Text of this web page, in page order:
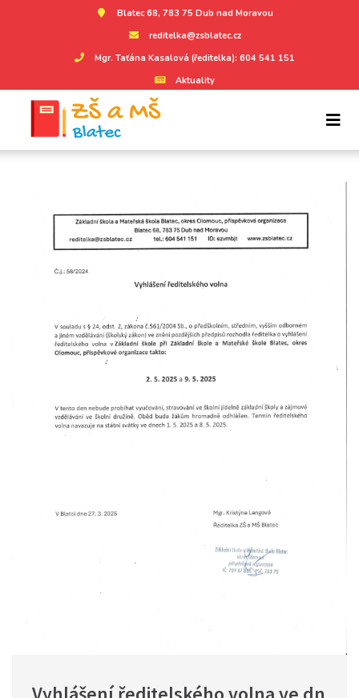
Blatec 68, 783 75 Dub nad Moravou
reditelka@zsblatec.cz
Mgr. Taťána Kasalová (ředitelka): 604 541 151
Aktuality